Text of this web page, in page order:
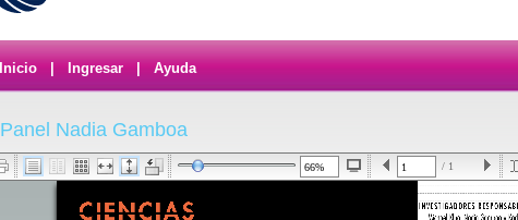
Inicio Ingresar Ayuda
Panel Nadia Gamboa
/ 1